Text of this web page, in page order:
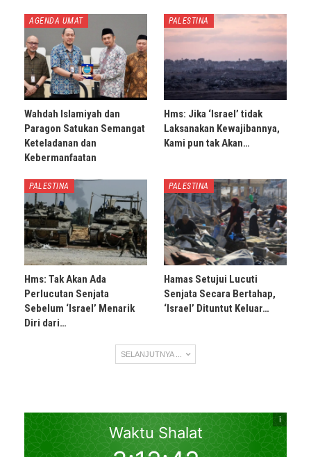
AGENDA UMAT
Wahdah Islamiyah dan
Paragon Satukan Semangat
Keteladanan dan
Kebermanfaatan
PALESTINA
Hms: Jika ‘Israel’ tidak
Laksanakan Kewajibannya,
Kami pun tak Akan…
PALESTINA
Hms: Tak Akan Ada
Perlucutan Senjata
Sebelum ‘Israel’ Menarik
Diri dari…
PALESTINA
Hamas Setujui Lucuti
Senjata Secara Bertahap,
‘Israel’ Dituntut Keluar…
SELANJUTNYA ...